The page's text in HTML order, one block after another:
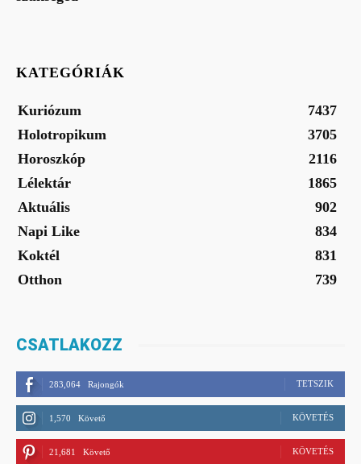
KATEGÓRIÁK
Kuriózum
7437
Holotropikum
3705
Horoszkóp
2116
Lélektár
1865
Aktuális
902
Napi Like
834
Koktél
831
Otthon
739
CSATLAKOZZ
283,064 Rajongók TETSZIK
1,570 Követő KÖVETÉS
21,681 Követő KÖVETÉS